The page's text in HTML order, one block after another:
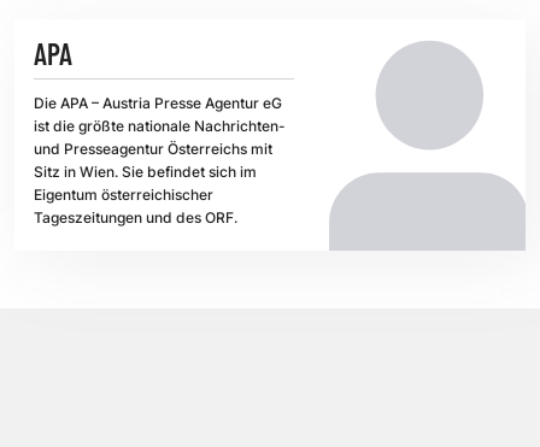
APA
Die APA – Austria Presse Agentur eG
ist die größte nationale Nachrichten-
und Presseagentur Österreichs mit
Sitz in Wien. Sie befindet sich im
Eigentum österreichischer
Tageszeitungen und des ORF.